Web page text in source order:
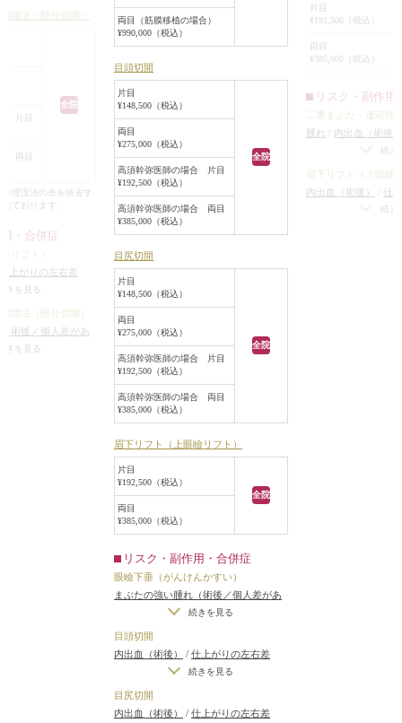
皮膚と脂肪を除去
した。
ぼ同じ位置で切開
大幅約13mmで
ずかに眼輪筋とそ
しました。
ほど余分に余って
ったため、除去し
インがほぼ左右対
また、まぶたの被
開法（部分切開）
全院
片目
両目
埋没法の糸を抜去す
ております。
・合併症
リフト）
仕上がりの左右差
る場合）
いことがある
きを見る
開法（部分切開）
術後／個人差があ
術後）/
きを見る
対して行った施術は「眼瞼下垂手術
で目力を上げることで丸い目にする
眉下切開で目と眉毛の間を近づけ
る」です。
Before/After写真を見ていただくと分
かるように、良い変化が出ました。
黒目の左右差が整い、目が丸く大き
くなりました。
右目はやや睫毛のかぶりがあるので
もしれません。
両目（筋膜移植の場合）
¥990,000（税込）
目頭切開
片目
¥148,500（税込）
全院
両目
¥275,000（税込）
高須幹弥医師の場合 片目
¥192,500（税込）
高須幹弥医師の場合 両目
¥385,000（税込）
目尻切開
片目
¥148,500（税込）
全院
両目
¥275,000（税込）
高須幹弥医師の場合 片目
¥192,500（税込）
高須幹弥医師の場合 両目
¥385,000（税込）
眉下リフト（上眼瞼リフト）
片目
¥192,500（税込）
全院
両目
¥385,000（税込）
リスク・副作用・合併症
眼瞼下垂（がんけんかすい）
まぶたの強い腫れ（術後／個人差があ
内出血（術後）/
た場合）/仕上がりのわずかな左右差
（完璧なシンメトリーは不可）
がりが完璧に自分の理想の形にならな
いことがある / 二重のラインの癒着が
続きを見る
目頭切開
内出血（術後）
/ 仕上がりの左右差
（片目ずつ手術をする場合）
続きを見る
目尻切開
内出血（術後）
/ 仕上がりの左右差
片目
¥192,500（税込）
両目
¥385,000（税込）
リスク・副作用
二重まぶた・連続埋
腫れ
内出血（術後）
差（片目ずつ手術を
分の理想の形になら
続き
眉下リフト（上眼瞼
内出血（術後）
仕
（片目ずつ手術をす
続き